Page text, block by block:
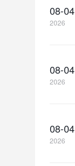
08-04
2026
08-04
2026
08-04
2026